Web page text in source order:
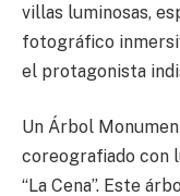
villas luminosas,
fotográfico
el protagonista
Un Árbol
coreografiado con
“La Cena”. Este